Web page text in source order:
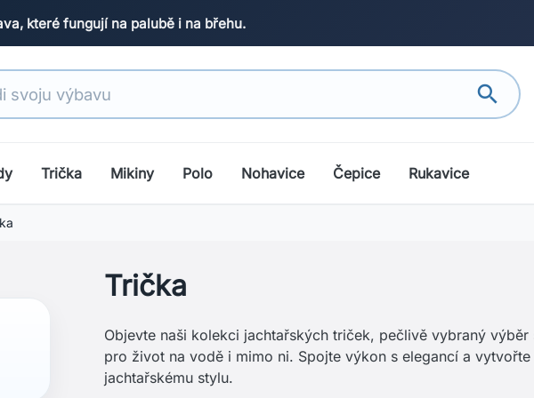
které fungují na palubě i na břehu.
search
Trička Mikiny Polo Nohavice Čepice Rukavice
Trička
Objevte naši kolekci jachtařských triček, pečlivě vybraný
pro život na vodě i mimo ni. Spojte výkon s elegancí a
jachtařskému stylu.